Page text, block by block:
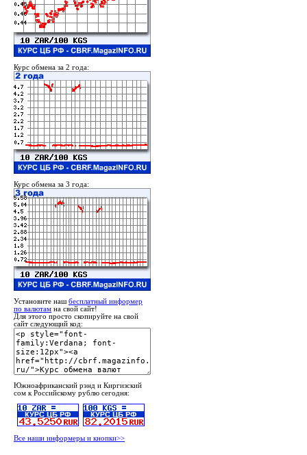
Курс обмена за 2 года:
Курс обмена за 3 года:
Установите наш бесплатный информер
по валютам на свой сайт!
Для этого просто скопируйте на свой
сайт следующий код:
Южноафриканский рэнд и Киргизский
сом к Российскому рублю сегодня:
Все наши информеры и кнопки>>